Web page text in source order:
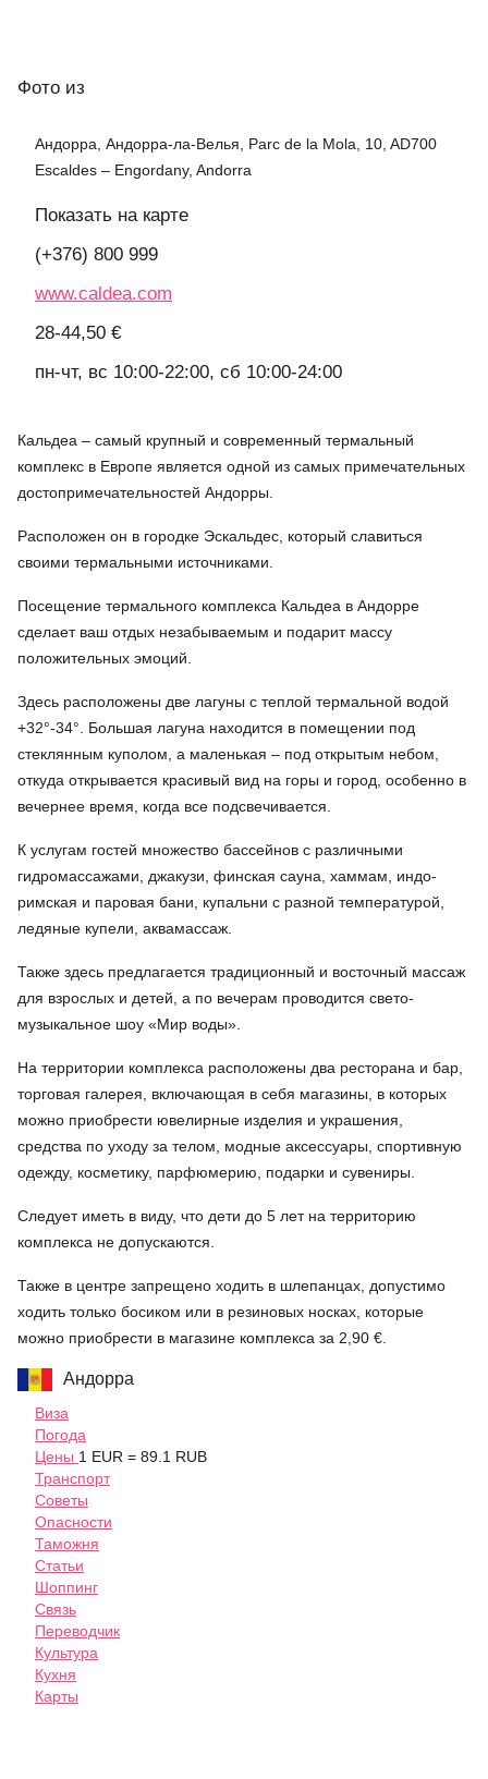
Фото из
Андорра, Андорра-ла-Велья, Parc de la Mola, 10, AD700
Escaldes – Engordany, Andorra
Показать на карте
(+376) 800 999
www.caldea.com
28-44,50 €
пн-чт, вс 10:00-22:00, сб 10:00-24:00
Кальдеа – самый крупный и современный термальный
комплекс в Европе является одной из самых примечательных
достопримечательностей Андорры.
Расположен он в городке Эскальдес, который славиться
своими термальными источниками.
Посещение термального комплекса Кальдеа в Андорре
сделает ваш отдых незабываемым и подарит массу
положительных эмоций.
Здесь расположены две лагуны с теплой термальной водой
+32°-34°. Большая лагуна находится в помещении под
стеклянным куполом, а маленькая – под открытым небом,
откуда открывается красивый вид на горы и город, особенно в
вечернее время, когда все подсвечивается.
К услугам гостей множество бассейнов с различными
гидромассажами, джакузи, финская сауна, хаммам, индо-
римская и паровая бани, купальни с разной температурой,
ледяные купели, аквамассаж.
Также здесь предлагается традиционный и восточный массаж
для взрослых и детей, а по вечерам проводится свето-
музыкальное шоу «Мир воды».
На территории комплекса расположены два ресторана и бар,
торговая галерея, включающая в себя магазины, в которых
можно приобрести ювелирные изделия и украшения,
средства по уходу за телом, модные аксессуары, спортивную
одежду, косметику, парфюмерию, подарки и сувениры.
Следует иметь в виду, что дети до 5 лет на территорию
комплекса не допускаются.
Также в центре запрещено ходить в шлепанцах, допустимо
ходить только босиком или в резиновых носках, которые
можно приобрести в магазине комплекса за 2,90 €.
Андорра
Виза
Погода
Цены 1 EUR = 89.1 RUB
Транспорт
Советы
Опасности
Таможня
Статьи
Шоппинг
Связь
Переводчик
Культура
Кухня
Карты